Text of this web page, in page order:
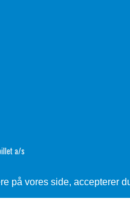
på vores side, accepterer
a/s